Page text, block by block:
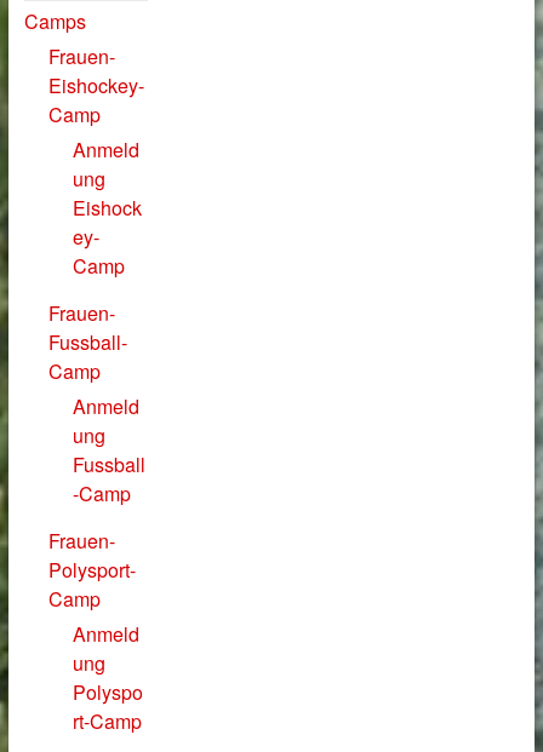
Camps
Frauen-
Eishockey-
Camp
Anmeld
ung
Eishock
ey-
Camp
Frauen-
Fussball-
Camp
Anmeld
ung
Fussball
-Camp
Frauen-
Polysport-
Camp
Anmeld
ung
Polyspo
rt-Camp